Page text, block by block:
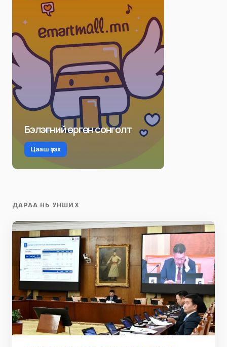
Бэлэгний өргөн сонголт
Цааш үзэх
ДАРАА НЬ УНШИХ